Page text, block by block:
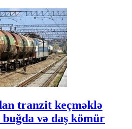
tranzit keçməklə
və daş kömür